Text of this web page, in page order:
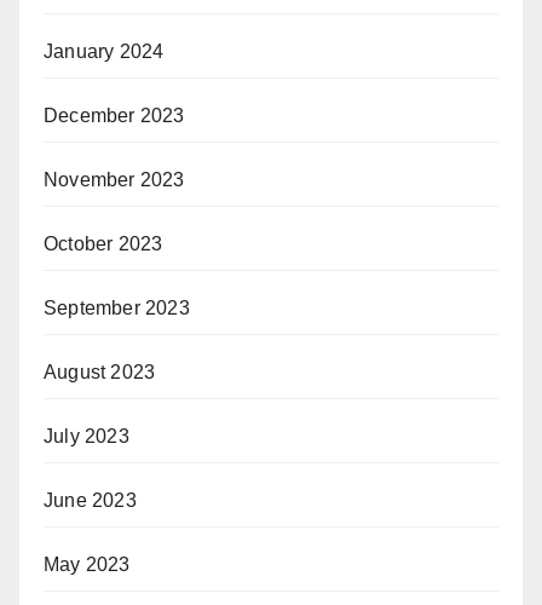
January 2024
December 2023
November 2023
October 2023
September 2023
August 2023
July 2023
June 2023
May 2023